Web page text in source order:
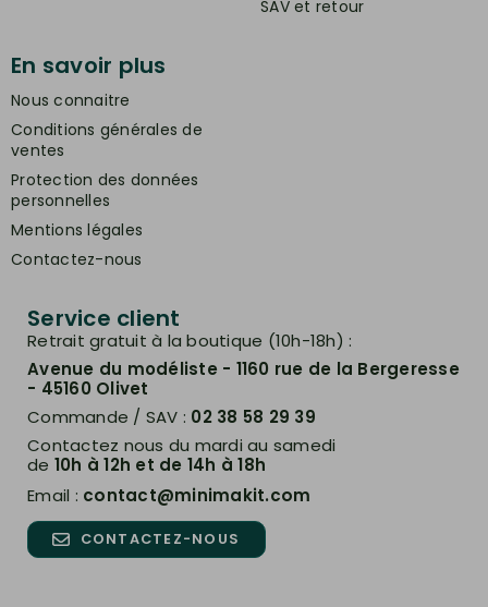
SAV et retour
En savoir plus
Nous connaitre
Conditions générales de
ventes
Protection des données
personnelles
Mentions légales
Contactez-nous
Service client
Retrait gratuit à la boutique (10h-18h) :
Avenue du modéliste - 1160 rue de la Bergeresse
- 45160 Olivet
Commande / SAV : 02 38 58 29 39
Contactez nous du mardi au samedi
de 10h à 12h et de 14h à 18h
Email : contact@minimakit.com
CONTACTEZ-NOUS